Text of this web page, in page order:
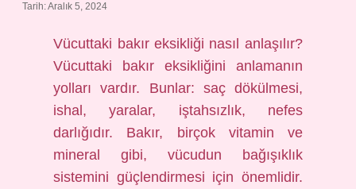
Tarih: Aralık 5, 2024
Vücuttaki bakır eksikliği nasıl anlaşılır?
Vücuttaki bakır eksikliğini anlamanın
yolları vardır. Bunlar: saç dökülmesi,
ishal, yaralar, iştahsızlık, nefes
darlığıdır. Bakır, birçok vitamin ve
mineral gibi, vücudun bağışıklık
sistemini güçlendirmesi için önemlidir.